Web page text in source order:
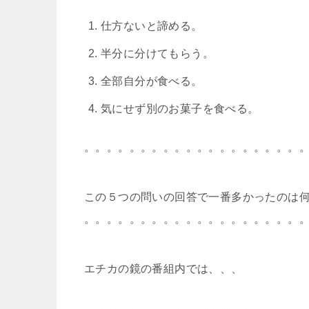
仕方ないと諦める。
半分に分けてもらう。
全部自分が食べる。
気にせず別のお菓子を食べる。
。。。。。。。。。。。。。。。。。。。
この５つの問いの回答で一番多かったのは
。。。。。。。。。。。。。。。。。。。
エチカの鏡の番組内では、、、